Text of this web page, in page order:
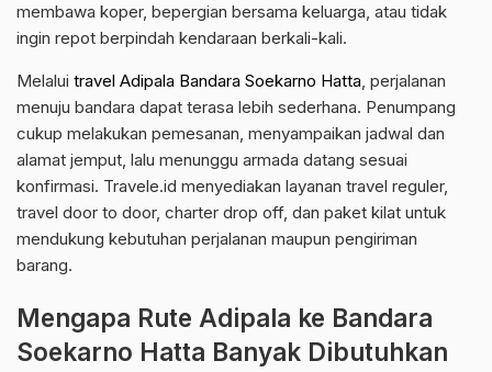
membawa koper, bepergian bersama keluarga, atau tidak
ingin repot berpindah kendaraan berkali-kali.
Melalui travel Adipala Bandara Soekarno Hatta, perjalanan
menuju bandara dapat terasa lebih sederhana. Penumpang
cukup melakukan pemesanan, menyampaikan jadwal dan
alamat jemput, lalu menunggu armada datang sesuai
konfirmasi. Travele.id menyediakan layanan travel reguler,
travel door to door, charter drop off, dan paket kilat untuk
mendukung kebutuhan perjalanan maupun pengiriman
barang.
Mengapa Rute Adipala ke Bandara
Soekarno Hatta Banyak Dibutuhkan